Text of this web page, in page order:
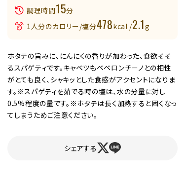
調理時間15分
1人分のカロリー/塩分478kcal /2.1g
ホタテの旨みに、にんにくの香りが加わった、食欲そそ
るスパゲティです。キャベツもペペロンチーノとの相性
がとても良く、シャキッとした食感がアクセントになりま
す。※スパゲティを茹でる時の塩は、水の分量に対し
0.5%程度の量です。※ホタテは長く加熱すると固くなっ
てしまうためご注意ください。
シェアする